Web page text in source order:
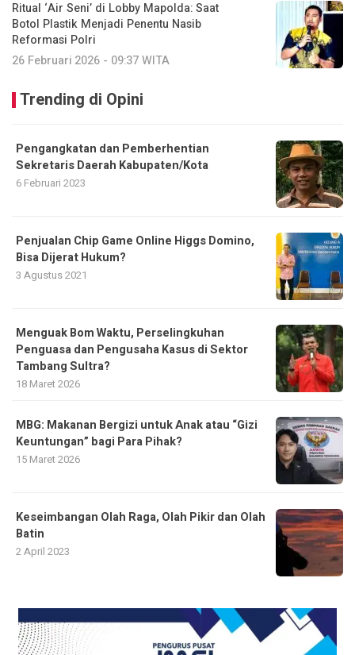
Ritual ‘Air Seni’ di Lobby Mapolda: Saat
Botol Plastik Menjadi Penentu Nasib
Reformasi Polri
26 Februari 2026 - 09:37 WITA
Trending di Opini
Pengangkatan dan Pemberhentian
Sekretaris Daerah Kabupaten/Kota
6 Februari 2023
Penjualan Chip Game Online Higgs Domino,
Bisa Dijerat Hukum?
3 Agustus 2021
Menguak Bom Waktu, Perselingkuhan
Penguasa dan Pengusaha Kasus di Sektor
Tambang Sultra?
18 Maret 2026
MBG: Makanan Bergizi untuk Anak atau “Gizi
Keuntungan” bagi Para Pihak?
15 Maret 2026
Keseimbangan Olah Raga, Olah Pikir dan Olah
Batin
2 April 2023